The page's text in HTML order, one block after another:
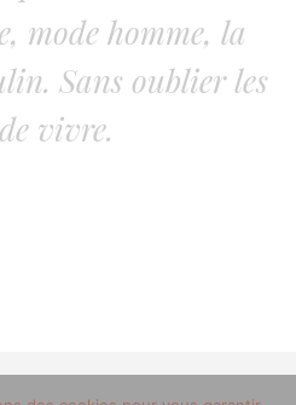
mode homme, la
Sans oublier les
vivre.